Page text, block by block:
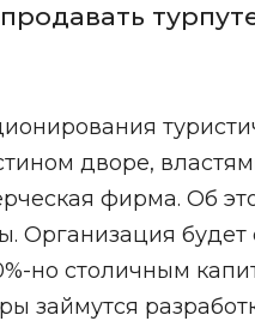
дворе,
фирма. Об
Организация
но столичным
займутся